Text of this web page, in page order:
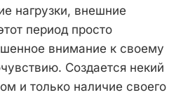
нагрузки, внешние
период просто
внимание к своему
Создается некий
и только наличие своего